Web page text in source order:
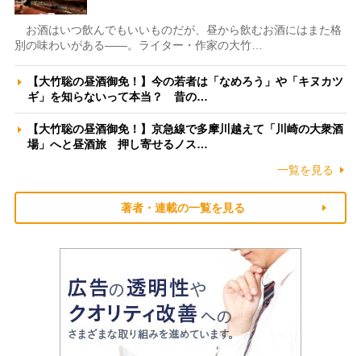
お酒はいつ飲んでもいいものだが、昼から飲むお酒にはまた格
別の味わいがある――。ライター・作家の大竹…
【大竹聡の昼酒御免！】今の若者は「なめろう」や「キヌカツ
ギ」を知らないって本当？ 昔の…
【大竹聡の昼酒御免！】京急線で多摩川越えて「川崎の大衆酒
場」へと昼酒旅 押し寄せるノス…
一覧を見る
著者・連載の一覧を見る